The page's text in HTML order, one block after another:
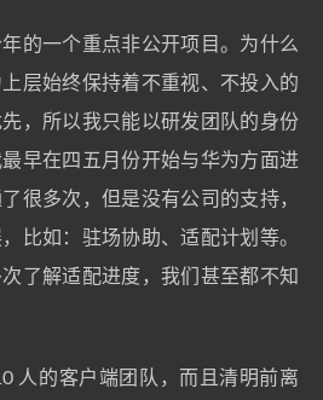
的一个重点非公开项目。为什么
层始终保持着不重视、不投入的
，所以我只能以研发团队的身份
早在四五月份开始与华为方面进
很多次，但是没有公司的支持，
比如：驻场协助、适配计划等。
了解适配进度，我们甚至都不知
人的客户端团队，而且清明前离